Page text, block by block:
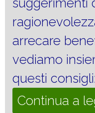
arrecare
vediamo
questi consigli:
Continua a